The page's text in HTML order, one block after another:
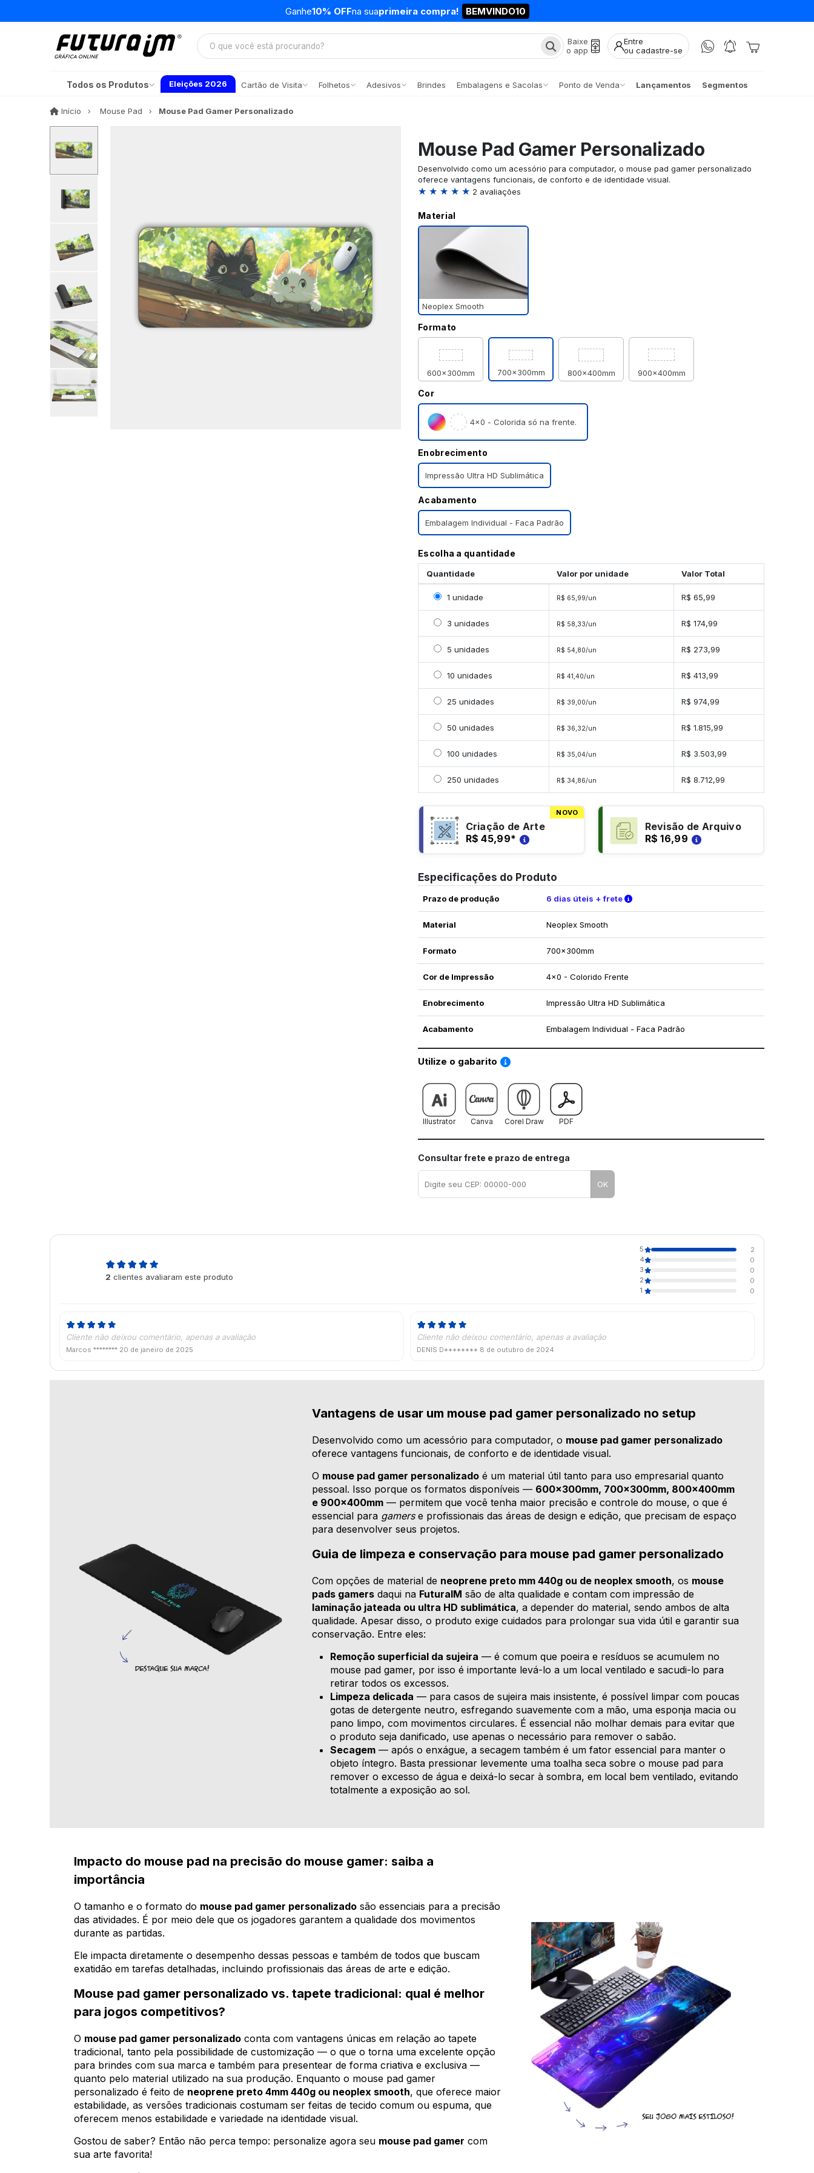
Ganhe10% OFFna suaprimeira compra! BEMVINDO10
Baixe
o app
Entre
ou cadastre-se
Todos os Produtos Eleições 2026 Cartão de Visita Folhetos Adesivos Brindes Embalagens e Sacolas Ponto de Venda Lançamentos Segmentos
Início InícioMouse Pad Mouse Pad Gamer Personalizado
Mouse Pad Gamer Personalizado
Desenvolvido como um acessório para computador, o mouse pad gamer personalizado
oferece vantagens funcionais, de conforto e de identidade visual.
★ ★ ★ ★ ★ 2 avaliações
Material
Neoplex Smooth
Formato
600x300mm 700x300mm 800x400mm 900x400mm
Cor
4×0 - Colorida só na frente.
Enobrecimento
Impressão Ultra HD Sublimática
Acabamento
Embalagem Individual - Faca Padrão
Escolha a quantidade
Quantidade Valor por unidade Valor Total
Selecionar 1 unidade
1 unidade R$ 65,99/un R$ 65,99
Selecionar 3 unidades
3 unidades R$ 58,33/un R$ 174,99
Selecionar 5 unidades
5 unidades R$ 54,80/un R$ 273,99
Selecionar 10 unidades
10 unidades R$ 41,40/un R$ 413,99
Selecionar 25 unidades
25 unidades R$ 39,00/un R$ 974,99
Selecionar 50 unidades
50 unidades R$ 36,32/un R$ 1.815,99
Selecionar 100 unidades
100 unidades R$ 35,04/un R$ 3.503,99
Selecionar 250 unidades
250 unidades R$ 34,86/un R$ 8.712,99
NOVO
Criação de Arte
R$ 45,99*
Revisão de Arquivo
R$ 16,99
Especificações do Produto
Prazo de produção 6 dias úteis + frete Verifique as condições de entrega
Material Neoplex Smooth
Formato 700x300mm
Cor de Impressão 4x0 - Colorido Frente
Enobrecimento Impressão Ultra HD Sublimática
Acabamento Embalagem Individual - Faca Padrão
Utilize o gabarito Saiba como utilizar os nossos gabaritos
Illustrator Canva Corel Draw PDF
Consultar frete e prazo de entrega
OK
2 clientes avaliaram este produto
5
2
4
0
3
0
2
0
1
0
Cliente não deixou comentário, apenas a avaliação
Marcos ******** 20 de janeiro de 2025
Cliente não deixou comentário, apenas a avaliação
DENIS D******** 8 de outubro de 2024
Vantagens de usar um mouse pad gamer personalizado no setup
Desenvolvido como um acessório para computador, o mouse pad gamer personalizado
oferece vantagens funcionais, de conforto e de identidade visual.
O mouse pad gamer personalizado é um material útil tanto para uso empresarial quanto
pessoal. Isso porque os formatos disponíveis — 600x300mm, 700x300mm, 800x400mm
e 900x400mm — permitem que você tenha maior precisão e controle do mouse, o que é
essencial para gamerse profissionais das áreas de design e edição, que precisam de espaço
para desenvolver seus projetos.
Guia de limpeza e conservação para mouse pad gamer personalizado
Com opções de material de neoprene preto mm 440g ou de neoplex smooth, os mouse
pads gamers daqui na FuturaIM são de alta qualidade e contam com impressão de
laminação jateada ou ultra HD sublimática, a depender do material, sendo ambos de alta
qualidade. Apesar disso, o produto exige cuidados para prolongar sua vida útil e garantir sua
conservação. Entre eles:
Remoção superficial da sujeira — é comum que poeira e resíduos se acumulem no
mouse pad gamer, por isso é importante levá-lo a um local ventilado e sacudi-lo para
retirar todos os excessos.
Limpeza delicada — para casos de sujeira mais insistente, é possível limpar com poucas
gotas de detergente neutro, esfregando suavemente com a mão, uma esponja macia ou
pano limpo, com movimentos circulares. É essencial não molhar demais para evitar que
o produto seja danificado, use apenas o necessário para remover o sabão.
Secagem — após o enxágue, a secagem também é um fator essencial para manter o
objeto íntegro. Basta pressionar levemente uma toalha seca sobre o mouse pad para
remover o excesso de água e deixá-lo secar à sombra, em local bem ventilado, evitando
totalmente a exposição ao sol.
Impacto do mouse pad na precisão do mouse gamer: saiba a
importância
O tamanho e o formato do mouse pad gamer personalizado são essenciais para a precisão
das atividades. É por meio dele que os jogadores garantem a qualidade dos movimentos
durante as partidas.
Ele impacta diretamente o desempenho dessas pessoas e também de todos que buscam
exatidão em tarefas detalhadas, incluindo profissionais das áreas de arte e edição.
Mouse pad gamer personalizado vs. tapete tradicional: qual é melhor
para jogos competitivos?
O mouse pad gamer personalizado conta com vantagens únicas em relação ao tapete
tradicional, tanto pela possibilidade de customização — o que o torna uma excelente opção
para brindes com sua marca e também para presentear de forma criativa e exclusiva —
quanto pelo material utilizado na sua produção. Enquanto o mouse pad gamer
personalizado é feito de neoprene preto 4mm 440g ou neoplex smooth, que oferece maior
estabilidade, as versões tradicionais costumam ser feitas de tecido comum ou espuma, que
oferecem menos estabilidade e variedade na identidade visual.
Gostou de saber? Então não perca tempo: personalize agora seu mouse pad gamer com
sua arte favorita!